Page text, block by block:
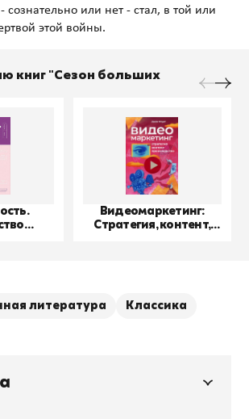
сознательно или нет - стал, в той или
книг "Сезон больших
Видеомаркетинг:
Стратегия, контент,
литература Классика